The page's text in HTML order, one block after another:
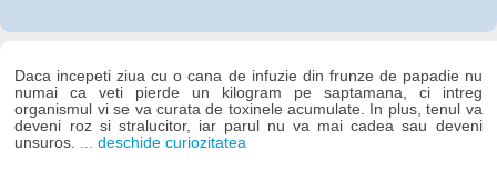
Daca incepeti ziua cu o cana de infuzie din frunze de papadie nu
numai ca veti pierde un kilogram pe saptamana, ci intreg
organismul vi se va curata de toxinele acumulate. In plus, tenul va
deveni roz si stralucitor, iar parul nu va mai cadea sau deveni
unsuros. ... deschide curiozitatea